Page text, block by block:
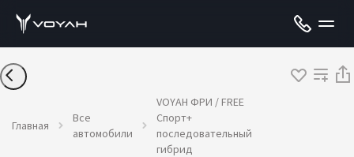
Главная
Все
автомобили
VOYAH ФРИ / FREE
Спорт+
последовательный
гибрид